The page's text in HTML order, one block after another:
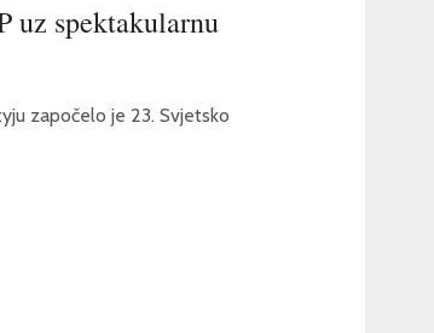
uz spektakularnu
započelo je 23. Svjetsko